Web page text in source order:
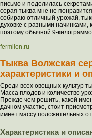
письмо и поделилась
серая тыква мне не
собираю отличный урожай,
духовке с разными начинками,
поэтому обычной 9-
fermilon.ru
Тыква Волжская
характеристики и
Среди всех овощных культур
Масса плодов и количество
Прежде чем решить, какой
дачном участке, стоит
имеет массу положительных
Характеристика и